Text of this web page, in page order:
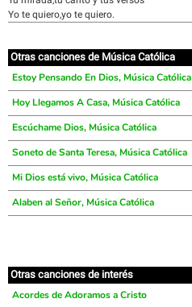
Yo te quiero,yo te quiero.
Otras canciones de Música Católica
Estoy Pensando En Dios, Música Católica
Hoy Llegamos A Casa, Música Católica
Escúchame Dios, Música Católica
Soneto de Santa Teresa, Música Católica
Mi Dios está vivo, Música Católica
Alaben al Señor, Música Católica
Otras canciones de interés
Acordes de Adoramos a Cristo